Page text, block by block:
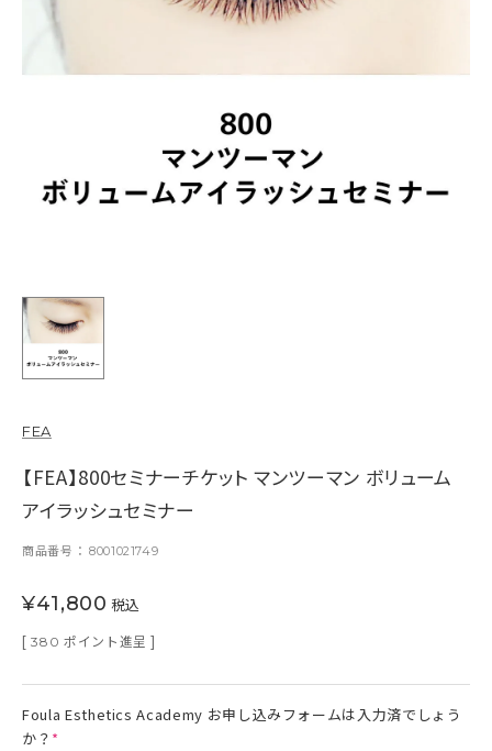
FEA
【FEA】800セミナーチケット マンツーマン ボリューム
アイラッシュセミナー
商品番号 8001021749
¥41,800 税込
[ 380 ポイント進呈 ]
Foula Esthetics Academy お申し込みフォームは入力済でしょう
か？